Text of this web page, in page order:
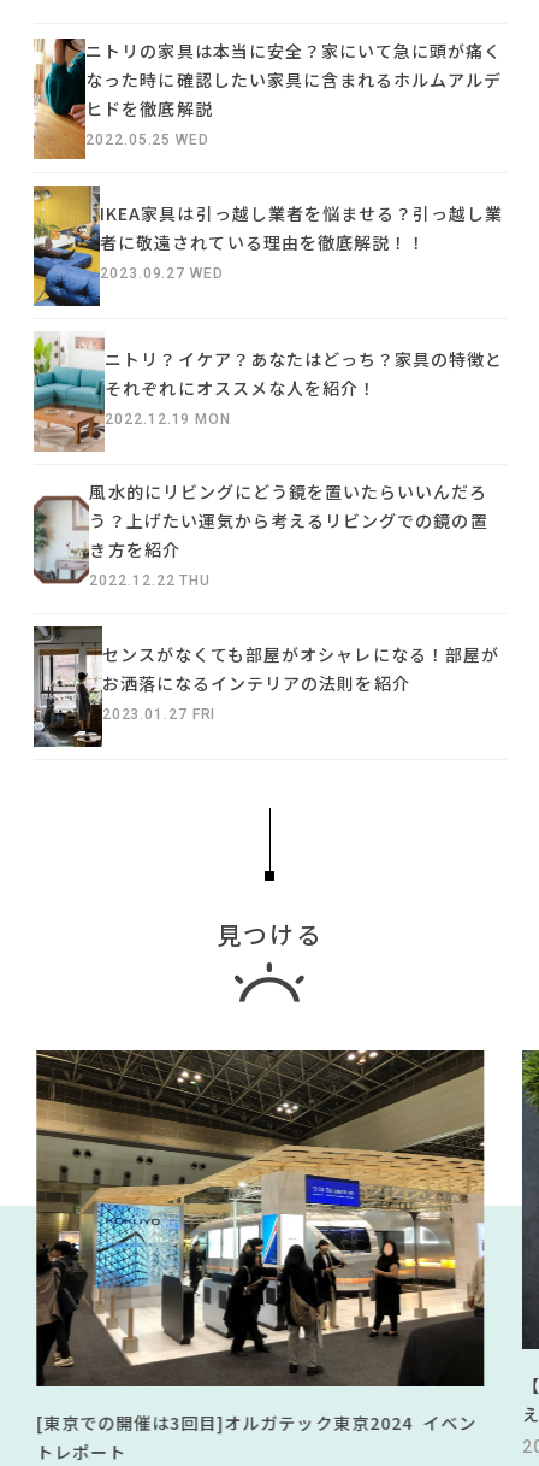
ニトリの家具は本当に安全？家にいて急に頭が痛く
なった時に確認したい家具に含まれるホルムアルデ
ヒドを徹底解説
2022.05.25 WED
IKEA家具は引っ越し業者を悩ませる？引っ越し業
者に敬遠されている理由を徹底解説！！
2023.09.27 WED
ニトリ？イケア？あなたはどっち？家具の特徴と
それぞれにオススメな人を紹介！
2022.12.19 MON
風水的にリビングにどう鏡を置いたらいいんだろ
う？上げたい運気から考えるリビングでの鏡の置
き方を紹介
2022.12.22 THU
センスがなくても部屋がオシャレになる！部屋が
お洒落になるインテリアの法則を紹介
2023.01.27 FRI
見つける
[東京での開催は3回目]オルガテック東京2024 イベン
トレポート